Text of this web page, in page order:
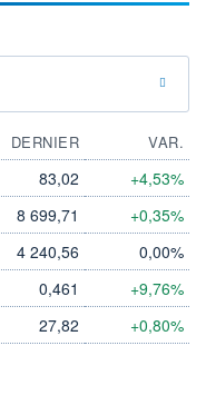
DERNIER
VAR.
83,02 +4,53%
8 699,71 +0,35%
4 240,56 0,00%
0,461 +9,76%
27,82 +0,80%